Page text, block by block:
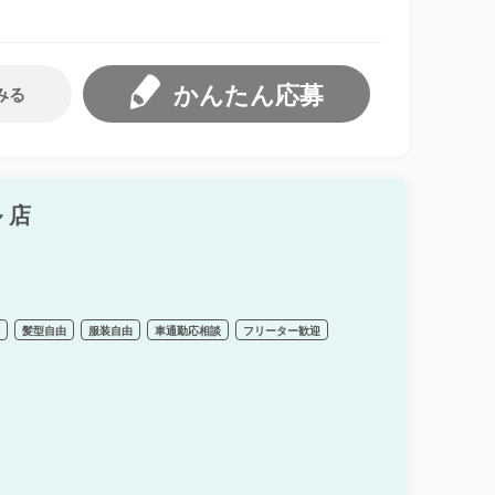
かんたん応募
る
店
髪型自由 服装自由 車通勤応相談 フリーター歓迎